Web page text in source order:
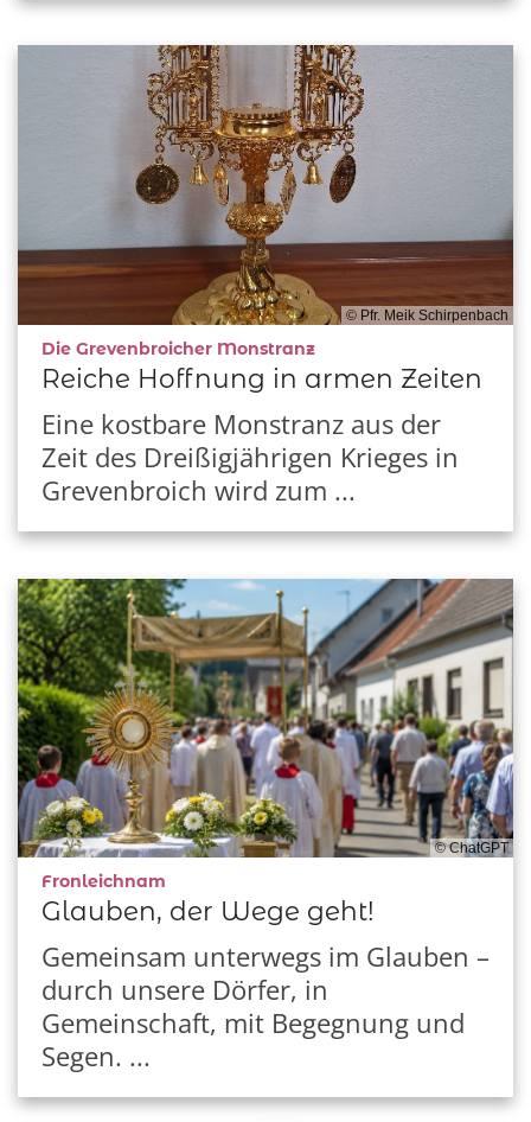
© Pfr. Meik Schirpenbach
Die Grevenbroicher Monstranz:
Reiche Hoffnung in armen Zeiten
Eine kostbare Monstranz aus der
Zeit des Dreißigjährigen Krieges in
Grevenbroich wird zum ...
© ChatGPT
Fronleichnam
Glauben, der Wege geht!
Gemeinsam unterwegs im Glauben –
durch unsere Dörfer, in
Gemeinschaft, mit Begegnung und
Segen. ...